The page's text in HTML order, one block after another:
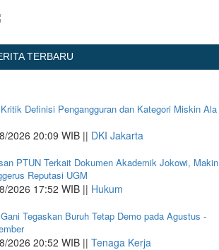
TERBARU
Definisi Pengangguran dan Kategori Miskin Ala
2026 20:09 WIB || DKI Jakarta
PTUN Terkait Dokumen Akademik Jokowi, Makin
Reputasi UGM
2026 17:52 WIB || Hukum
Tegaskan Buruh Tetap Demo pada Agustus -
2026 20:52 WIB || Tenaga Kerja